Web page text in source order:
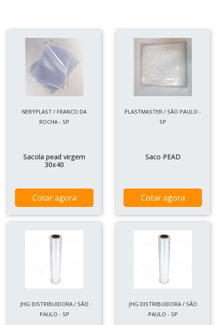
NERYPLAST / FRANCO DA
ROCHA - SP
Sacola pead virgem
30x40
Cotar agora
PLASTMASTER / SÃO PAULO -
SP
Saco PEAD
Cotar agora
JHG DISTRIBUIDORA / SÃO
PAULO - SP
JHG DISTRIBUIDORA / SÃO
PAULO - SP